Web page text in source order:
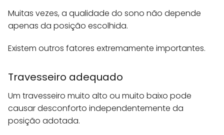
Muitas vezes, a qualidade do sono não depende
apenas da posição escolhida.
Existem outros fatores extremamente importantes.
Travesseiro adequado
Um travesseiro muito alto ou muito baixo pode
causar desconforto independentemente da
posição adotada.